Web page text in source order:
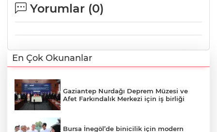
Yorumlar (0)
En Çok Okunanlar
Gaziantep Nurdağı Deprem Müzesi ve
Afet Farkındalık Merkezi için iş birliği
Bursa İnegöl’de binicilik için modern